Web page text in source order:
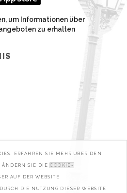
um Informationen über
zu erhalten
ERFAHREN SIE MEHR ÜBER DEN
ÄNDERN SIE DIE COOKIE-
AUF DER WEBSITE
DIE NUTZUNG DIESER WEBSITE